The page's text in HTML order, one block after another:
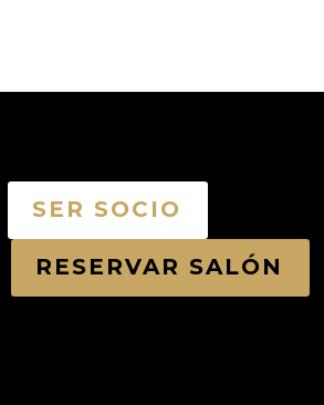
SER SOCIO
RESERVAR SALÓN